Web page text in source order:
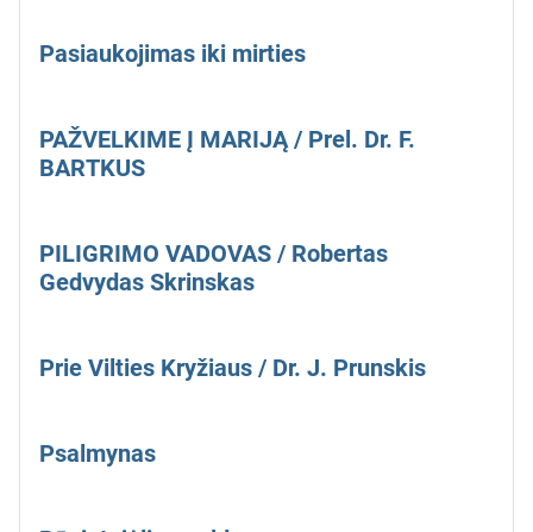
Pasiaukojimas iki mirties
PAŽVELKIME Į MARIJĄ / Prel. Dr. F.
BARTKUS
PILIGRIMO VADOVAS / Robertas
Gedvydas Skrinskas
Prie Vilties Kryžiaus / Dr. J. Prunskis
Psalmynas